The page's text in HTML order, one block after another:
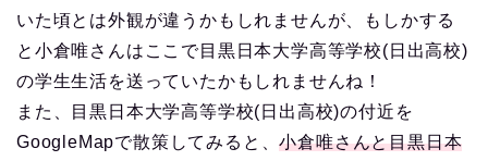
いた頃とは外観が違うかもしれませんが、もしかする
と小倉唯さんはここで目黒日本大学高等学校(日出高校)
の学生生活を送っていたかもしれませんね！
また、目黒日本大学高等学校(日出高校)の付近を
GoogleMapで散策してみると、小倉唯さんと目黒日本